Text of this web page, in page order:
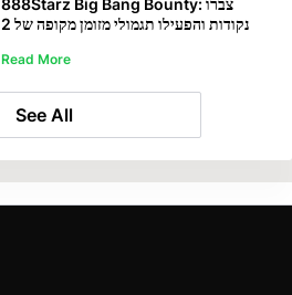
888Starz Big Bang Bounty: צברו
נקודות והפעילו תגמולי מזומן מקופה של 2
Read More
See All